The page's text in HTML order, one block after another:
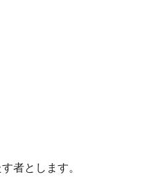
者とします。